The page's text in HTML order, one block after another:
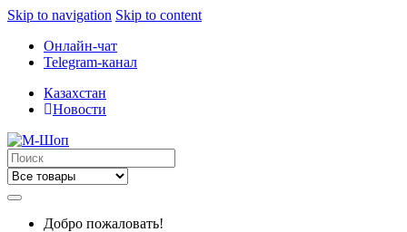
Skip to navigation Skip to content
Онлайн-чат
Telegram-канал
Казахстан
Новости
Search
for:
Добро пожаловать!